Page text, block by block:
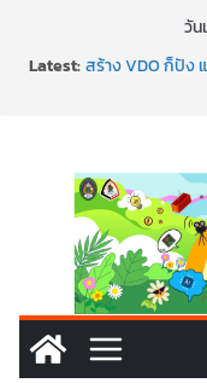
วัน
Latest:สร้าง VDO ก็ปัง
มรภ.เลย ได้สกิล
SMEs ยุคนี้ ถ้าไม่